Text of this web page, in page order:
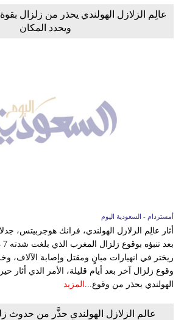
ويحدد المكان
أمستردام - السعودية اليوم
أثار عالِم الزلازل الهولندي، فرانك هوجربيتس،
ريختر في انهيارات مبانٍ ومقتل وإصابة الآلاف،
وقوع زلزال آخر بعد أيام قليلة، الأمر الذي أثار
الهولندي يحذر من وقوع...
المزيد
عالم الزلازل الهولندي حذَّر من حدوث